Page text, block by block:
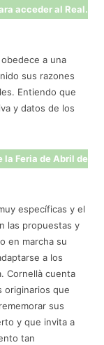
acceder al Real.
a una
sus razones
Entiendo que
y datos de los
la Feria de Abril de
específicas y el
las propuestas y
en marcha su
a los
Cornellà cuenta
originarios que
sus
y que invita a
tan